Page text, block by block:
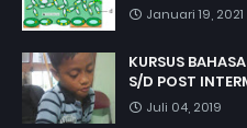
Januari 19, 2021
KURSUS
S/D POST
Juli 04, 2019